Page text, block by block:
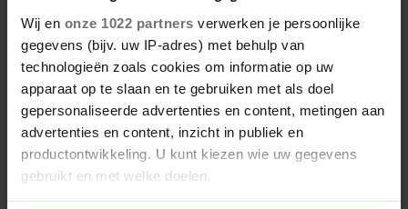
Wij en onze 1022 partners verwerken je persoonlijke
gegevens (bijv. uw IP-adres) met behulp van
technologieën zoals cookies om informatie op uw
apparaat op te slaan en te gebruiken met als doel
gepersonaliseerde advertenties en content, metingen aan
advertenties en content, inzicht in publiek en
productontwikkeling. U kunt kiezen wie uw gegevens
gebruikt en met welke doelen.
van Action heb je je
favoriete foto’s binnen één
minuut in handen
Feit of fabel: kun je sneller
verbranden met een
zonnebril op?